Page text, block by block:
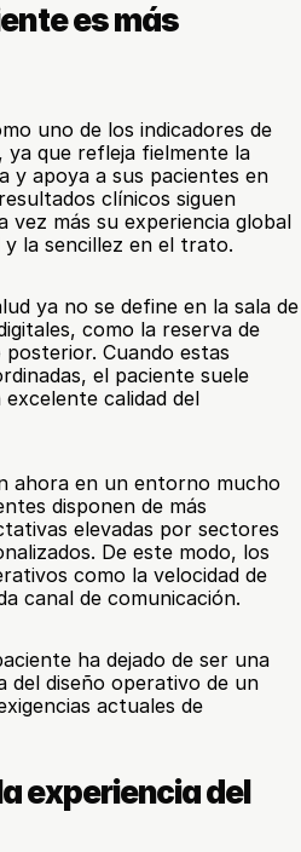
es más
uno de los indicadores de
ya que refleja fielmente la
y apoya a sus pacientes en
clínicos siguen
vez más su experiencia global
la sencillez en el trato.
ya no se define en la sala de
como la reserva de
Cuando estas
el paciente suele
calidad del
ahora en un entorno mucho
disponen de más
elevadas por sectores
De este modo, los
como la velocidad de
canal de comunicación.
ha dejado de ser una
del diseño operativo de un
actuales de
experiencia del